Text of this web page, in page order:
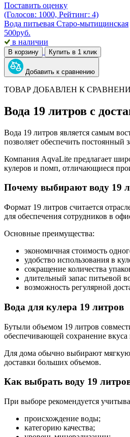
Поставить оценку
(Голосов: 1000, Рейтинг: 4)
Вода питьевая Старо-мытищинская
500руб.
в наличии
В корзину Купить в 1 клик
Добавить к сравнению
ТОВАР ДОБАВЛЕН К
Вода 19 литров с
Вода 19 литров является самым
позволяет обеспечить постоянный
Компания AqvaLite предлагает
кулеров и помп, отличающиеся
Почему выбирают воду 19
Формат 19 литров считается
для обеспечения сотрудников в
Основные преимущества:
экономичная стоимость
удобство использования в
сокращение количества
длительный запас питьевой
возможность регулярной
Вода для кулера 19 литров
Бутыли объемом 19 литров
обеспечивающей сохранение вкуса
Для дома обычно выбирают мягкую
доставки больших объемов.
Как выбрать воду 19
При выборе рекомендуется
происхождение воды;
категорию качества;